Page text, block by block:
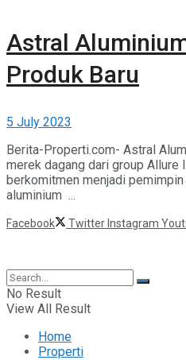
Astral
Produk Baru
5 July 2023
Berita-Properti.com- Astral
merek dagang dari group Allure
berkomitmen menjadi
aluminium ...
Facebook Twitter Instagram
No Result
View All Result
Home
Properti